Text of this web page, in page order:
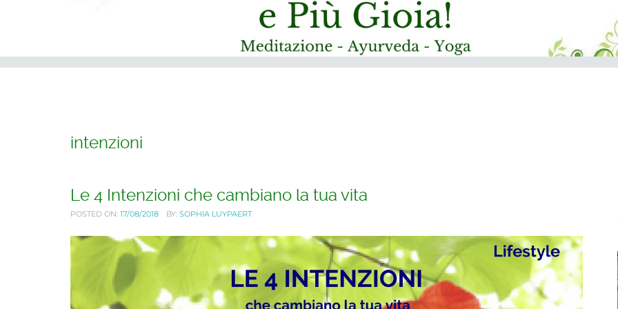
intenzioni
Le 4 Intenzioni che cambiano la tua vita
POSTED ON: 17/08/2018 BY: SOPHIA LUYPAERT